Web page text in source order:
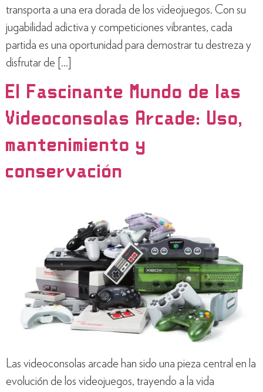
transporta a una era dorada de los videojuegos. Con su
jugabilidad adictiva y competiciones vibrantes, cada
partida es una oportunidad para demostrar tu destreza y
disfrutar de […]
El Fascinante Mundo de las
Videoconsolas Arcade: Uso,
mantenimiento y
conservación
Las videoconsolas arcade han sido una pieza central en la
evolución de los videojuegos, trayendo a la vida